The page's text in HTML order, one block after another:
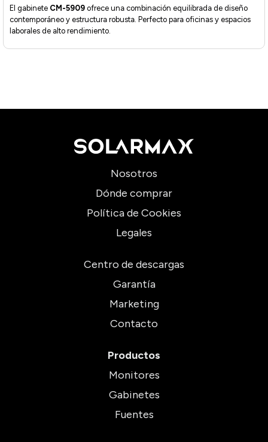
El gabinete CM-5909 ofrece una combinación equilibrada de diseño
contemporáneo y estructura robusta. Perfecto para oficinas y espacios
laborales de alto rendimiento.
Nosotros
Dónde comprar
Política de Cookies
Legales
Centro de descargas
Garantía
Marketing
Contacto
Productos
Monitores
Gabinetes
Fuentes